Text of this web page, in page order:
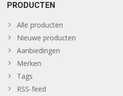
PRODUCTEN
Alle producten
Nieuwe producten
Aanbiedingen
Merken
Tags
RSS-feed